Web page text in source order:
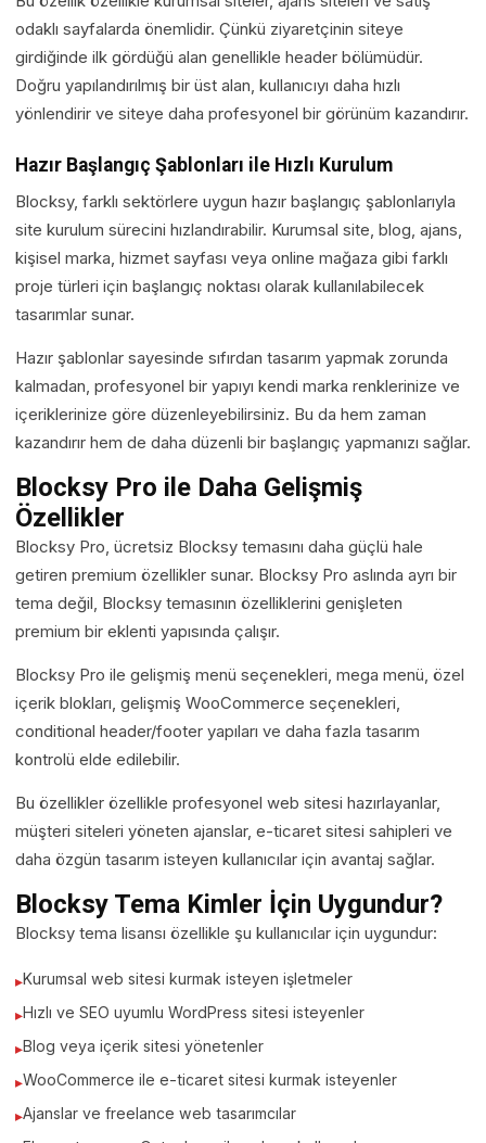
odaklı sayfalarda önemlidir. Çünkü ziyaretçinin siteye
girdiğinde ilk gördüğü alan genellikle header bölümüdür.
Doğru yapılandırılmış bir üst alan, kullanıcıyı daha hızlı
yönlendirir ve siteye daha profesyonel bir görünüm kazandırır.
Hazır Başlangıç Şablonları ile Hızlı Kurulum
Blocksy, farklı sektörlere uygun hazır başlangıç şablonlarıyla
site kurulum sürecini hızlandırabilir. Kurumsal site, blog, ajans,
kişisel marka, hizmet sayfası veya online mağaza gibi farklı
proje türleri için başlangıç noktası olarak kullanılabilecek
tasarımlar sunar.
Hazır şablonlar sayesinde sıfırdan tasarım yapmak zorunda
kalmadan, profesyonel bir yapıyı kendi marka renklerinize ve
içeriklerinize göre düzenleyebilirsiniz. Bu da hem zaman
kazandırır hem de daha düzenli bir başlangıç yapmanızı sağlar.
Blocksy Pro ile Daha Gelişmiş
Özellikler
Blocksy Pro, ücretsiz Blocksy temasını daha güçlü hale
getiren premium özellikler sunar. Blocksy Pro aslında ayrı bir
tema değil, Blocksy temasının özelliklerini genişleten
premium bir eklenti yapısında çalışır.
Blocksy Pro ile gelişmiş menü seçenekleri, mega menü, özel
içerik blokları, gelişmiş WooCommerce seçenekleri,
conditional header/footer yapıları ve daha fazla tasarım
kontrolü elde edilebilir.
Bu özellikler özellikle profesyonel web sitesi hazırlayanlar,
müşteri siteleri yöneten ajanslar, e-ticaret sitesi sahipleri ve
daha özgün tasarım isteyen kullanıcılar için avantaj sağlar.
Blocksy Tema Kimler İçin Uygundur?
Blocksy tema lisansı özellikle şu kullanıcılar için uygundur:
Kurumsal web sitesi kurmak isteyen işletmeler
Hızlı ve SEO uyumlu WordPress sitesi isteyenler
Blog veya içerik sitesi yönetenler
WooCommerce ile e-ticaret sitesi kurmak isteyenler
Ajanslar ve freelance web tasarımcılar